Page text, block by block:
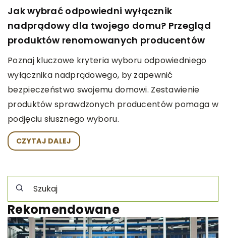
Jak wybrać odpowiedni wyłącznik
nadprądowy dla twojego domu? Przegląd
produktów renomowanych producentów
Poznaj kluczowe kryteria wyboru odpowiedniego
wyłącznika nadprądowego, by zapewnić
bezpieczeństwo swojemu domowi. Zestawienie
produktów sprawdzonych producentów pomaga w
podjęciu słusznego wyboru.
CZYTAJ DALEJ
Rekomendowane